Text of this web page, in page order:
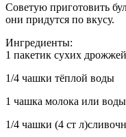
Советую приготовить
они придутся по вкусу.
Ингредиенты:
1 пакетик сухих
1/4 чашки тёплой воды
1 чашка молока или воды
1/4 чашки (4 ст